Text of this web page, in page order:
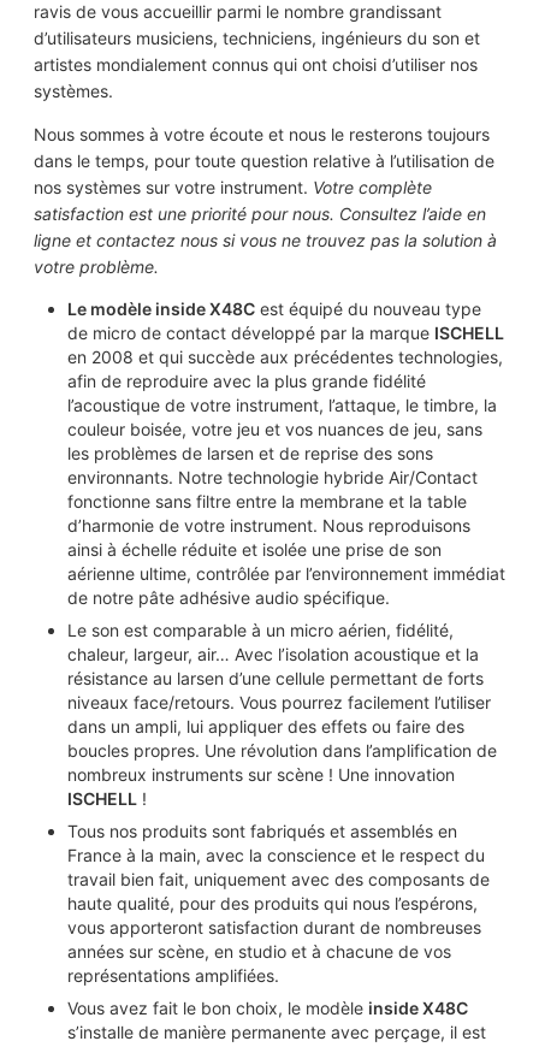
ravis de vous accueillir parmi le nombre grandissant
d’utilisateurs musiciens, techniciens, ingénieurs du son et
artistes mondialement connus qui ont choisi d’utiliser nos
systèmes.
Nous sommes à votre écoute et nous le resterons toujours
dans le temps, pour toute question relative à l’utilisation de
nos systèmes sur votre instrument. Votre complète
satisfaction est une priorité pour nous. Consultez l’aide en
ligne et contactez nous si vous ne trouvez pas la solution à
votre problème.
Le modèle inside X48C est équipé du nouveau type
de micro de contact développé par la marque ISCHELL
en 2008 et qui succède aux précédentes technologies,
afin de reproduire avec la plus grande fidélité
l’acoustique de votre instrument, l’attaque, le timbre, la
couleur boisée, votre jeu et vos nuances de jeu, sans
les problèmes de larsen et de reprise des sons
environnants. Notre technologie hybride Air/Contact
fonctionne sans filtre entre la membrane et la table
d’harmonie de votre instrument. Nous reproduisons
ainsi à échelle réduite et isolée une prise de son
aérienne ultime, contrôlée par l’environnement immédiat
de notre pâte adhésive audio spécifique.
Le son est comparable à un micro aérien, fidélité,
chaleur, largeur, air… Avec l’isolation acoustique et la
résistance au larsen d’une cellule permettant de forts
niveaux face/retours. Vous pourrez facilement l’utiliser
dans un ampli, lui appliquer des effets ou faire des
boucles propres. Une révolution dans l’amplification de
nombreux instruments sur scène ! Une innovation
ISCHELL !
Tous nos produits sont fabriqués et assemblés en
France à la main, avec la conscience et le respect du
travail bien fait, uniquement avec des composants de
haute qualité, pour des produits qui nous l’espérons,
vous apporteront satisfaction durant de nombreuses
années sur scène, en studio et à chacune de vos
représentations amplifiées.
Vous avez fait le bon choix, le modèle inside X48C
s’installe de manière permanente avec perçage, il est